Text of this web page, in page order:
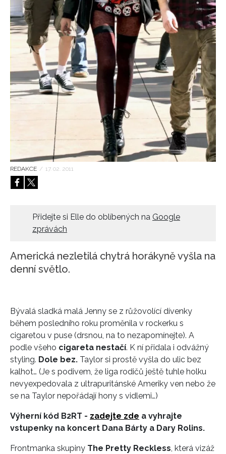
HOME
REDAKCE / 17. 02. 2011
Přidejte si Elle do oblíbených na Google
zprávách
Americká nezletilá chytrá horákyně vyšla na
denní světlo.
Bývalá sladká malá Jenny se z růžovolící dívenky
během posledního roku proměnila v rockerku s
cigaretou v puse (drsnou, na to nezapomínejte). A
podle všeho cigareta nestačí. K ní přidala i odvážný
styling. Dole bez. Taylor si prostě vyšla do ulic bez
kalhot… (Je s podivem, že liga rodičů ještě tuhle holku
nevyexpedovala z ultrapuritánské Ameriky ven nebo že
se na Taylor nepořádají hony s vidlemi…)
Výherní kód B2RT - zadejte zde a vyhrajte
vstupenky na koncert Dana Bárty a Dary Rolins.
Frontmanka skupiny The Pretty Reckless, která vizáž